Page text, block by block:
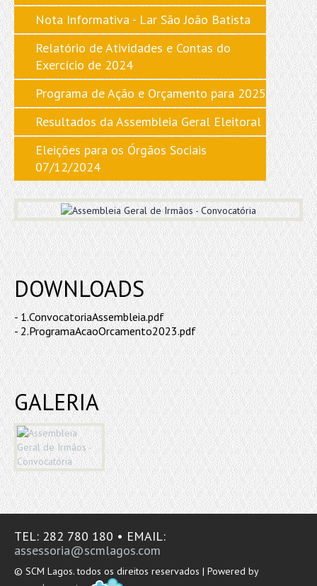
Nota Informativa - Lar São João Batista
Relatório de Atividades e Contas do
Exercício de 2024
Programa de Ação e Orçamento para 2025
Resultados da Assembleia Geral Eleitoral
Eleições para os Órgãos Sociais
07/12/2024
DOWNLOADS
-1.ConvocatoriaAssembleia.pdf
-2.ProgramaAcaoOrcamento2023.pdf
GALERIA
TEL: 282 780 180 • EMAIL:
assessoria@scmlagos.com
© SCM Lagos. todos os direitos reservados | Powered by